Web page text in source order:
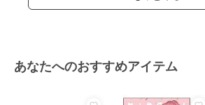
あなたへのおすすめアイテム